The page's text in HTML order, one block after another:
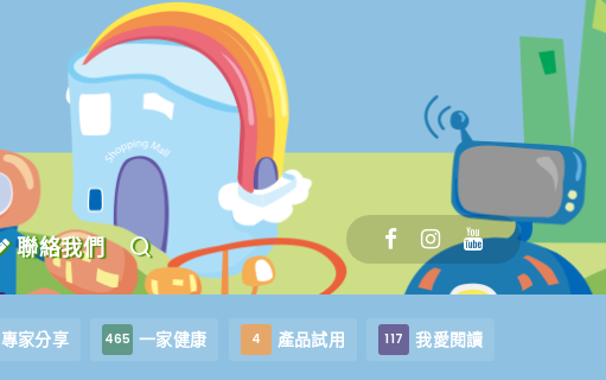
聯絡我們
專家分享 465 一家健康 4 產品試用 117 我愛閱讀